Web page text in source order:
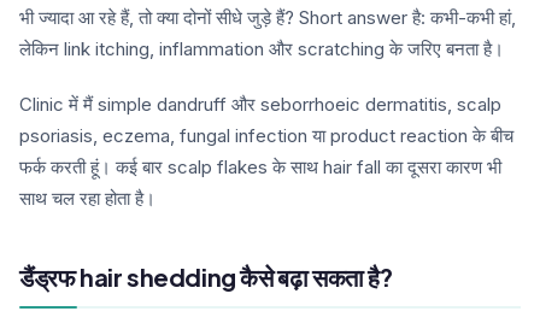
भी ज्यादा आ रहे हैं, तो क्या दोनों सीधे जुड़े हैं? Short answer है: कभी-कभी हां,
लेकिन link itching, inflammation और scratching के जरिए बनता है।
Clinic में मैं simple dandruff और seborrhoeic dermatitis, scalp
psoriasis, eczema, fungal infection या product reaction के बीच
फर्क करती हूं। कई बार scalp flakes के साथ hair fall का दूसरा कारण भी
साथ चल रहा होता है।
डैंड्रफ hair shedding कैसे बढ़ा सकता है?